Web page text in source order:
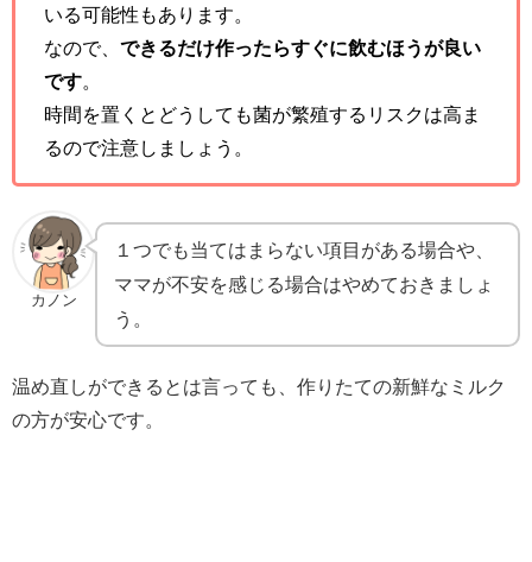
いる可能性もあります。
なので、 できるだけ作ったらすぐに飲むほうが良い
です。
時間を置くとどうしても菌が繁殖するリスクは高ま
るので注意しましょう。
カノン
１つでも当てはまらない項目がある場合や、
ママが不安を感じる場合はやめておきましょ
う。
温め直しができるとは言っても、作りたての新鮮なミルク
の方が安心です。